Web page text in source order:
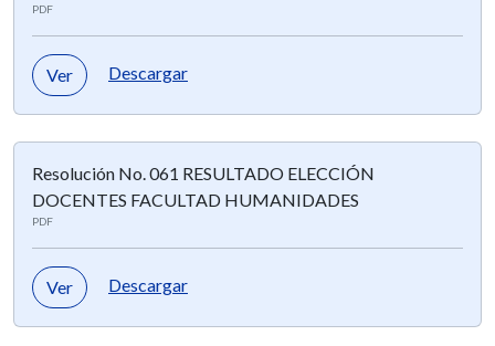
PDF
Ver Descargar
Resolución No. 061 RESULTADO ELECCIÓN
DOCENTES FACULTAD HUMANIDADES
PDF
Ver Descargar